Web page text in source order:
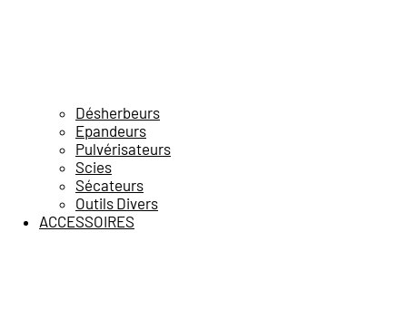
Désherbeurs
Epandeurs
Pulvérisateurs
Scies
Sécateurs
Outils Divers
ACCESSOIRES